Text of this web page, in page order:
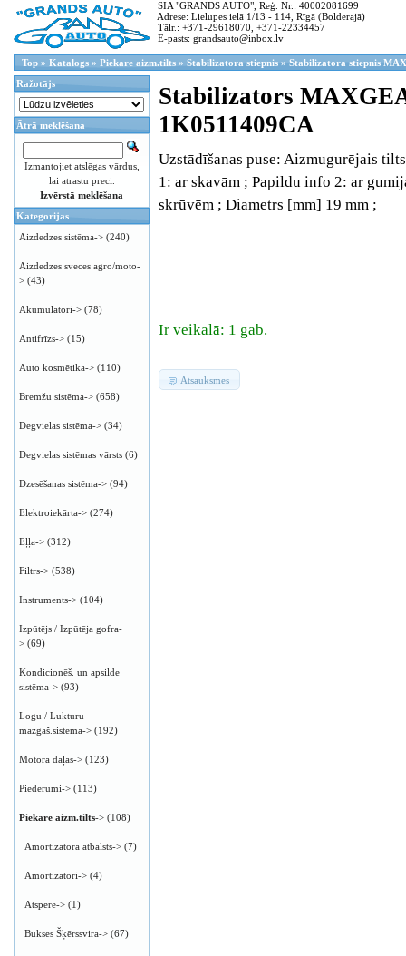
SIA "GRANDS AUTO", Reģ. Nr.: 40002081699
Adrese: Lielupes ielā 1/13 - 114, Rīgā (Bolderajā)
Tālr.: +371-29618070, +371-22334457
E-pasts: grandsauto@inbox.lv
Top » Katalogs » Piekare aizm.tilts » Stabilizatora stiepnis » Stabilizatora stiepnis
Stabilizators
1K0511409CA
Uzstādīšanas puse: Aizmugurējais
1: ar skavām ; Papildu info 2: ar
skrūvēm ; Diametrs [mm] 19 mm ;
Ir veikalā: 1 gab.
Atsauksmes
Ražotājs
Ātrā meklēšana
Izmantojiet atslēgas vārdus,
lai atrastu preci.
Izvērstā meklēšana
Kategorijas
Aizdedzes sistēma-> (240)
Aizdedzes sveces agro/moto-
> (43)
Akumulatori-> (78)
Antifrīzs-> (15)
Auto kosmētika-> (110)
Bremžu sistēma-> (658)
Degvielas sistēma-> (34)
Degvielas sistēmas vārsts (6)
Dzesēšanas sistēma-> (94)
Elektroiekārta-> (274)
Eļļa-> (312)
Filtrs-> (538)
Instruments-> (104)
Izpūtējs / Izpūtēja gofra-
> (69)
Kondicionēš. un apsilde
sistēma-> (93)
Logu / Lukturu
mazgaš.sistema-> (192)
Motora daļas-> (123)
Piederumi-> (113)
Piekare aizm.tilts-> (108)
Amortizatora atbalsts-> (7)
Amortizatori-> (4)
Atspere-> (1)
Bukses Šķērssvira-> (67)